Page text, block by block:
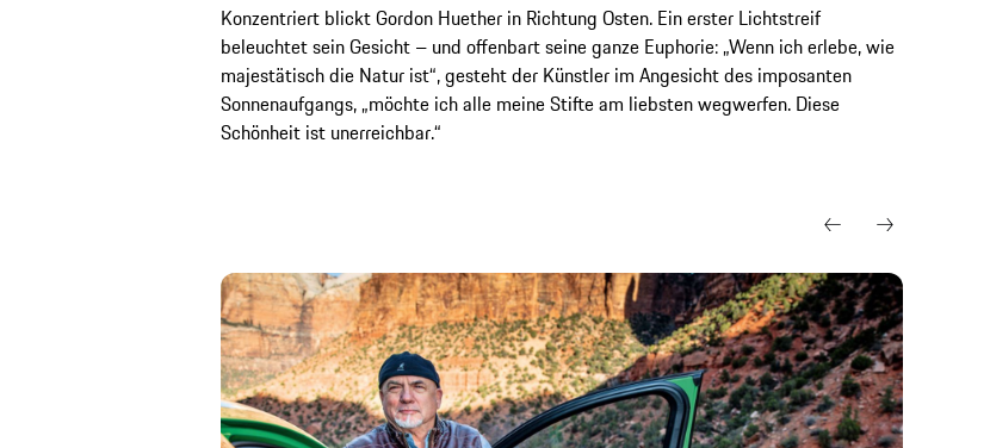
Konzentriert blickt Gordon Huether in Richtung Osten. Ein erster Lichtstreif
beleuchtet sein Gesicht – und offenbart seine ganze Euphorie: „Wenn ich erlebe, wie
majestätisch die Natur ist“, gesteht der Künstler im Angesicht des imposanten
Sonnenaufgangs, „möchte ich alle meine Stifte am liebsten wegwerfen. Diese
Schönheit ist unerreichbar.“